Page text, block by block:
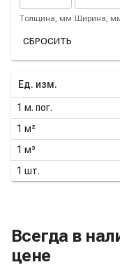
Толщина, мм Ширина,
СБРОСИТЬ
Ед. изм.
1 м. пог.
1 м²
1 м³
1 шт.
Всегда в
цене